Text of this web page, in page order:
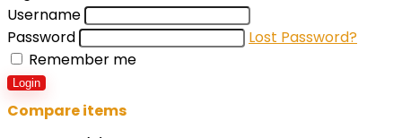
Username
Password
Lost Password?
Remember me
Login
Compare items